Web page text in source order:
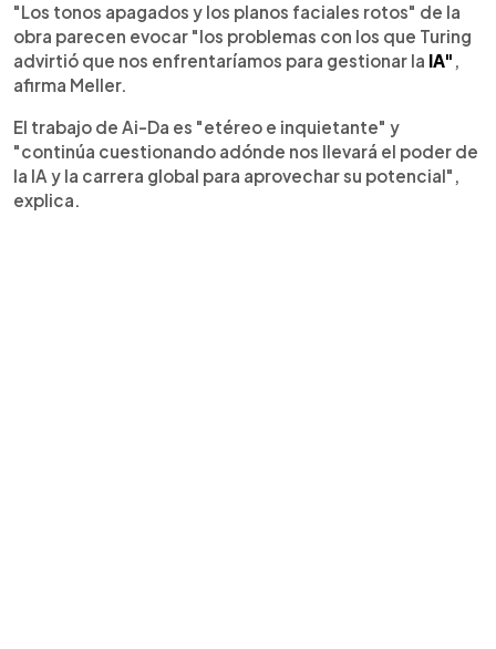
"Los tonos apagados y los planos faciales rotos" de la
obra parecen evocar "los problemas con los que Turing
advirtió que nos enfrentaríamos para gestionar la IA" ,
afirma Meller.
El trabajo de Ai-Da es "etéreo e inquietante" y
"continúa cuestionando adónde nos llevará el poder de
la IA y la carrera global para aprovechar su potencial",
explica.